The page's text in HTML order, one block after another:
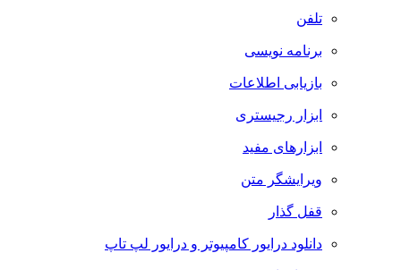
تلفن
برنامه نویسی
بازیابی اطلاعات
ابزار رجیستری
ابزارهای مفید
ویرایشگر متن
قفل گذار
دانلود درایور کامپیوتر و درایور لپ تاپ